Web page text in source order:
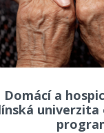
Domácí a